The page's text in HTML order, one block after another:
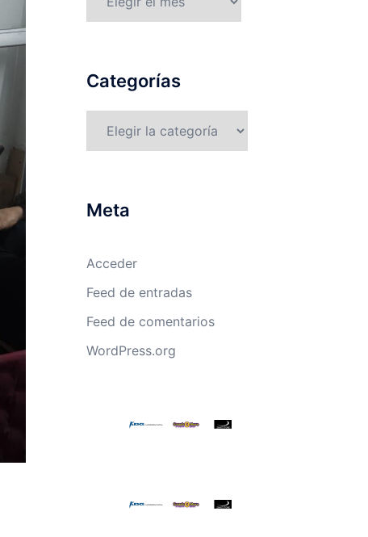
Categorías
Meta
Acceder
Feed de entradas
Feed de comentarios
WordPress.org